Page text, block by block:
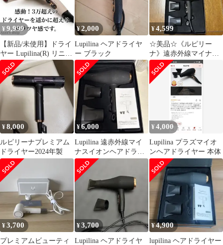
¥ 9,999
【新品/未使用】ドライ
ヤー Lupilina(R) リニュ
ーアル版 グレージュ
¥2,000
Lupilina ヘアドライヤ
ー ブラック
¥4,599
☆美品☆《ルピリー
ナ》遠赤外線マイナス
イオンヘアドライヤ
ー ※値下げしました
¥8,000
ルピリーナプレミアム
ドライヤー2024年製
¥6,000
Lupilina 遠赤外線マイ
ナスイオンヘアドライ
アー
¥4,000
Lupilina プラズマイオ
ンヘアドライヤー 本体
¥3,700
プレミアムビューティ
¥3,700
Lupilina ヘアドライヤ
¥4,900
lupilina ヘアドライヤー